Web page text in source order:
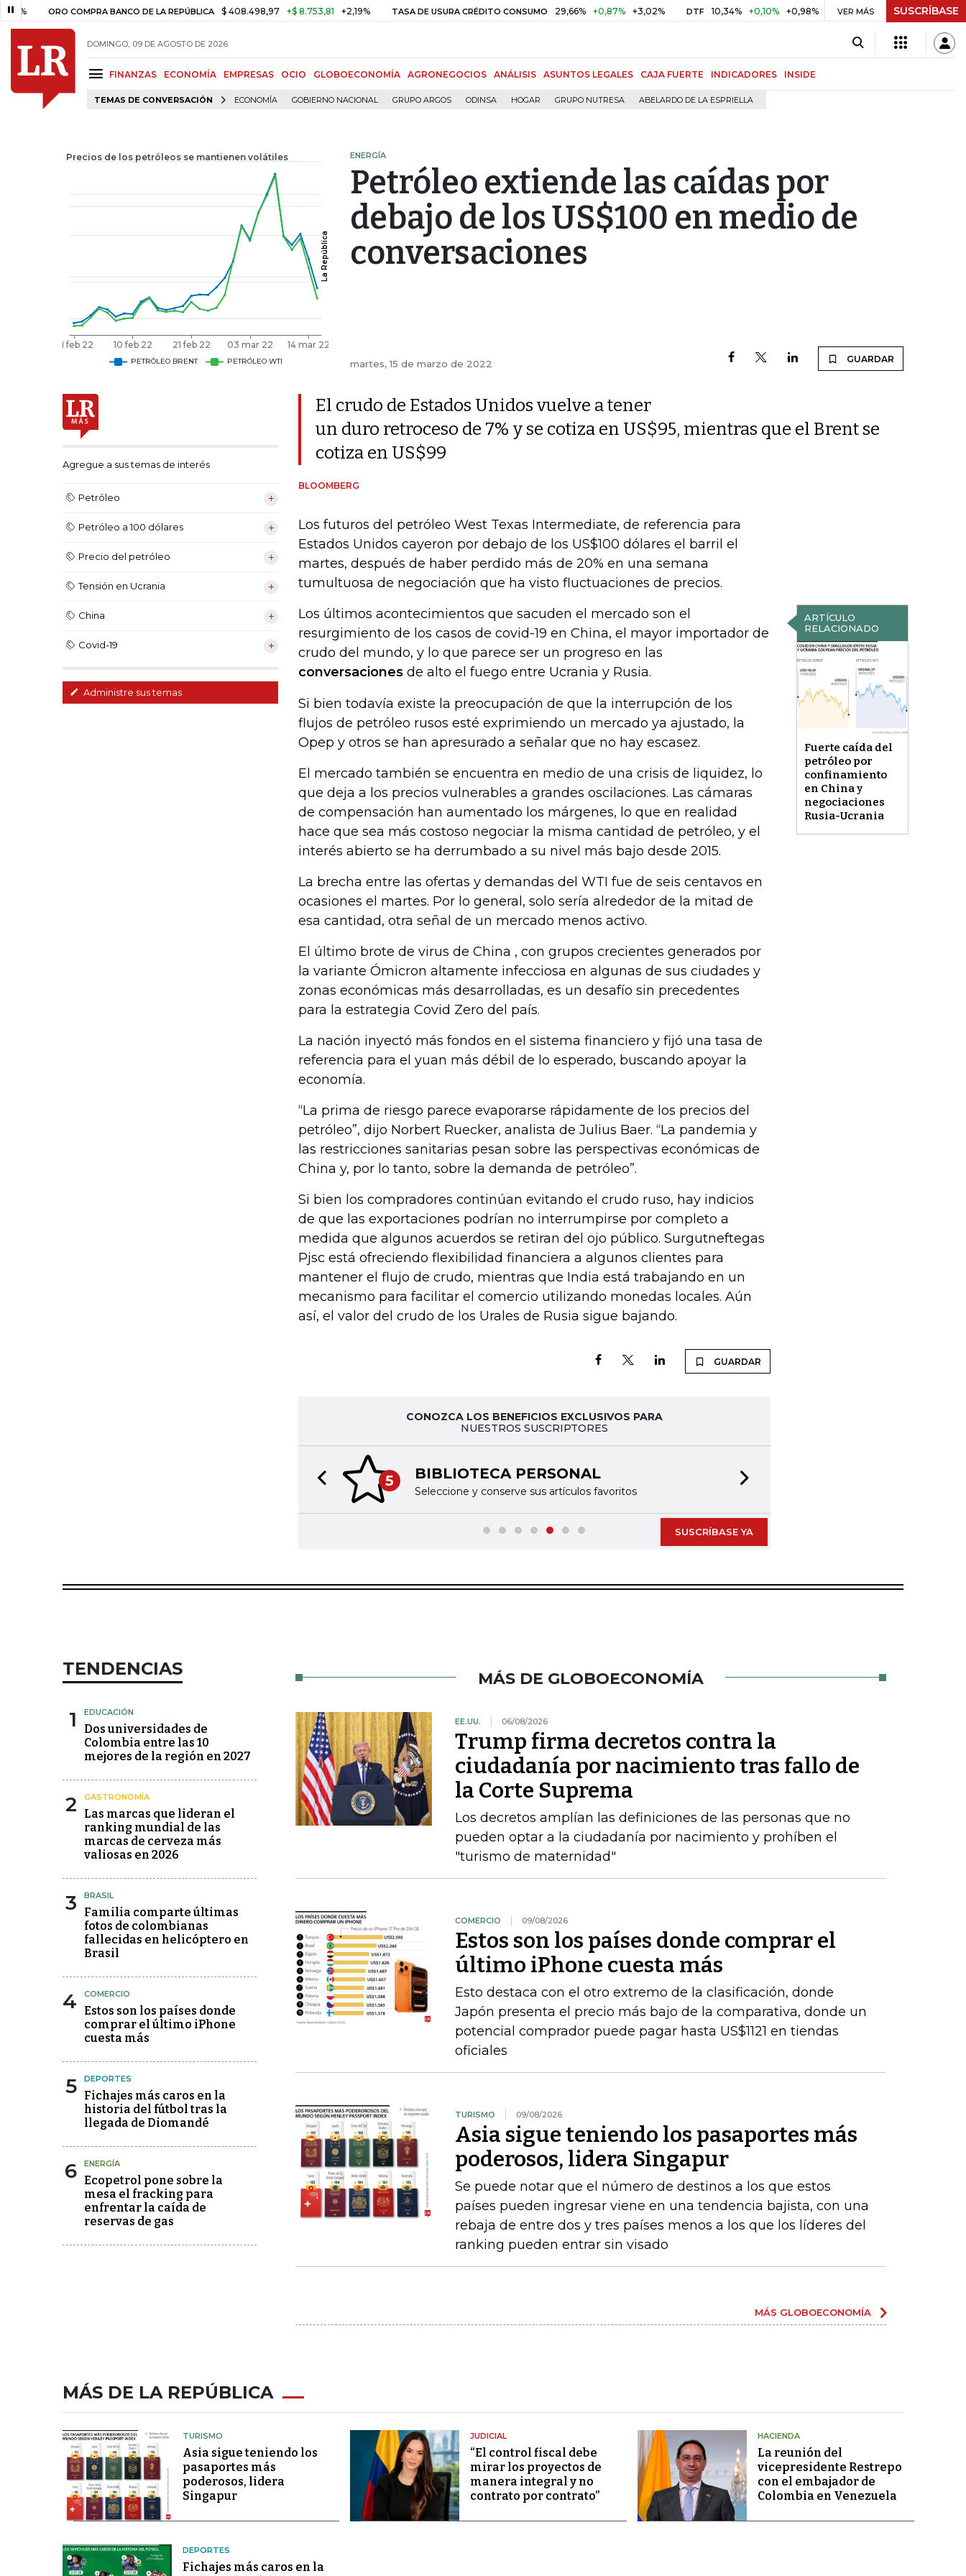
ORO COMPRA BANCO DE LA REPÚBLICA $ 408.498,97 +$ 8.753,81 +2,19% TASA DE USURA CRÉDITO CONSUMO 29,66% +0,87% +3,02% DTF 10,34% +0,10% +0,98% UVR $ 417,01 +$ 0,05 +0,01%
VER MÁS SUSCRÍBASE
DOMINGO, 09 DE AGOSTO DE 2026
FINANZAS ECONOMÍA EMPRESAS OCIO GLOBOECONOMÍA AGRONEGOCIOS ANÁLISIS ASUNTOS LEGALES CAJA FUERTE INDICADORES INSIDE
TEMAS DE CONVERSACIÓN ECONOMÍA GOBIERNO NACIONAL GRUPO ARGOS ODINSA HOGAR GRUPO NUTRESA ABELARDO DE LA ESPRIELLA
ENERGÍA
Petróleo extiende las caídas por
debajo de los US$100 en medio de
conversaciones
martes, 15 de marzo de 2022 GUARDAR
Agregue a sus temas de interés
Petróleo
Petróleo a 100 dólares
Precio del petróleo
Tensión en Ucrania
China
Covid-19
Administre sus temas
El crudo de Estados Unidos vuelve a tener
un duro retroceso de 7% y se cotiza en US$95, mientras que el Brent se
cotiza en US$99
BLOOMBERG
Los futuros del petróleo West Texas Intermediate, de referencia para
Estados Unidos cayeron por debajo de los US$100 dólares el barril el
martes, después de haber perdido más de 20% en una semana
tumultuosa de negociación que ha visto fluctuaciones de precios.
ARTÍCULO
RELACIONADO
Fuerte caída del
petróleo por
confinamiento
en China y
negociaciones
Rusia-Ucrania
Los últimos acontecimientos que sacuden el mercado son el
resurgimiento de los casos de covid-19 en China, el mayor importador de
crudo del mundo, y lo que parece ser un progreso en las
conversaciones de alto el fuego entre Ucrania y Rusia.
Si bien todavía existe la preocupación de que la interrupción de los
flujos de petróleo rusos esté exprimiendo un mercado ya ajustado, la
Opep y otros se han apresurado a señalar que no hay escasez.
El mercado también se encuentra en medio de una crisis de liquidez, lo
que deja a los precios vulnerables a grandes oscilaciones. Las cámaras
de compensación han aumentado los márgenes, lo que en realidad
hace que sea más costoso negociar la misma cantidad de petróleo, y el
interés abierto se ha derrumbado a su nivel más bajo desde 2015.
La brecha entre las ofertas y demandas del WTI fue de seis centavos en
ocasiones el martes. Por lo general, solo sería alrededor de la mitad de
esa cantidad, otra señal de un mercado menos activo.
El último brote de virus de China , con grupos crecientes generados por
la variante Ómicron altamente infecciosa en algunas de sus ciudades y
zonas económicas más desarrolladas, es un desafío sin precedentes
para la estrategia Covid Zero del país.
La nación inyectó más fondos en el sistema financiero y fijó una tasa de
referencia para el yuan más débil de lo esperado, buscando apoyar la
economía.
“La prima de riesgo parece evaporarse rápidamente de los precios del
petróleo”, dijo Norbert Ruecker, analista de Julius Baer. “La pandemia y
las restricciones sanitarias pesan sobre las perspectivas económicas de
China y, por lo tanto, sobre la demanda de petróleo”.
Si bien los compradores continúan evitando el crudo ruso, hay indicios
de que las exportaciones podrían no interrumpirse por completo a
medida que algunos acuerdos se retiran del ojo público. Surgutneftegas
Pjsc está ofreciendo flexibilidad financiera a algunos clientes para
mantener el flujo de crudo, mientras que India está trabajando en un
mecanismo para facilitar el comercio utilizando monedas locales. Aún
así, el valor del crudo de los Urales de Rusia sigue bajando.
GUARDAR
CONOZCA LOS BENEFICIOS EXCLUSIVOS PARA
NUESTROS SUSCRIPTORES
5 BIBLIOTECA PERSONAL
Seleccione y conserve sus artículos favoritos
Previous slide
SUSCRÍBASE YA
TENDENCIAS
1 EDUCACIÓN
Dos universidades de
Colombia entre las 10
mejores de la región en 2027
2 GASTRONOMÍA
Las marcas que lideran el
ranking mundial de las
marcas de cerveza más
valiosas en 2026
3 BRASIL
Familia comparte últimas
fotos de colombianas
fallecidas en helicóptero en
Brasil
4 COMERCIO
Estos son los países donde
comprar el último iPhone
cuesta más
5 DEPORTES
Fichajes más caros en la
historia del fútbol tras la
llegada de Diomandé
6 ENERGÍA
Ecopetrol pone sobre la
mesa el fracking para
enfrentar la caída de
reservas de gas
MÁS DE GLOBOECONOMÍA
EE.UU. 06/08/2026
Trump firma decretos contra la
ciudadanía por nacimiento tras fallo de
la Corte Suprema
Los decretos amplían las definiciones de las personas que no
pueden optar a la ciudadanía por nacimiento y prohíben el
"turismo de maternidad"
COMERCIO 09/08/2026
Estos son los países donde comprar el
último iPhone cuesta más
Esto destaca con el otro extremo de la clasificación, donde
Japón presenta el precio más bajo de la comparativa, donde un
potencial comprador puede pagar hasta US$1121 en tiendas
oficiales
TURISMO 09/08/2026
Asia sigue teniendo los pasaportes más
poderosos, lidera Singapur
Se puede notar que el número de destinos a los que estos
países pueden ingresar viene en una tendencia bajista, con una
rebaja de entre dos y tres países menos a los que los líderes del
ranking pueden entrar sin visado
MÁS GLOBOECONOMÍA
MÁS DE LA REPÚBLICA
TURISMO
Asia sigue teniendo los
pasaportes más
poderosos, lidera
Singapur
JUDICIAL
“El control fiscal debe
mirar los proyectos de
manera integral y no
contrato por contrato”
HACIENDA
La reunión del
vicepresidente Restrepo
con el embajador de
Colombia en Venezuela
DEPORTES
Fichajes más caros en la